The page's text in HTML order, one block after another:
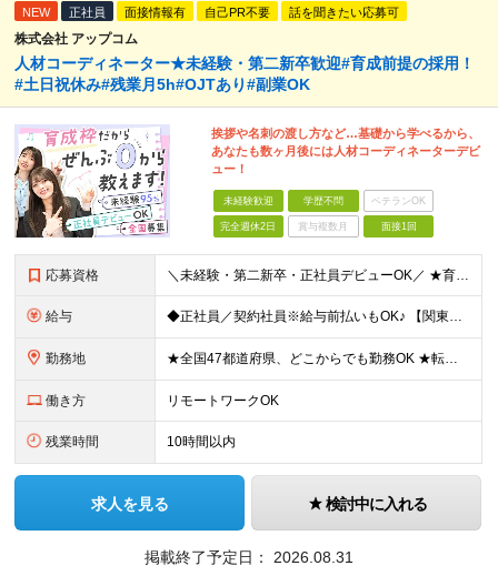
NEW 正社員 面接情報有 自己PR不要 話を聞きたい応募可
株式会社 アップコム
人材コーディネーター★未経験・第二新卒歓迎#育成前提の採用！
#土日祝休み#残業月5h#OJTあり#副業OK
挨拶や名刺の渡し方など…基礎から学べるから、
あなたも数ヶ月後には人材コーディネーターデビ
ュー！
未経験歓迎 学歴不問 ベテランOK
完全週休2日 賞与複数月 面接1回
応募資格 ＼未経験・第二新卒・正社員デビューOK／ ★育成前提の採用を実施中！ ■経歴・ブランク不問 ■学歴不問 ≪≪特別なスキルや経験は必要なし！≫≫ 当社では人柄重視の採用を実施しています。 働く先輩社員
給与 ◆正社員／契約社員※給与前払いもOK♪ 【関東（一都三県）】 月給25万円～ ※固定残業代（月20時間分／月3万2383円）を含む。超過分は別途支給。 ※試用期間中の給与は月給23万円～ 【関東（北
勤務地 ★全国47都道府県、どこからでも勤務OK ★転勤なし！腰を据えて活躍◎ ★マイカー通勤OK（拠点による） ★業務に慣れたら、ゆくゆくはリモート併用やフルリモートも可能 全国のお客様先にて勤務していた
働き方 リモートワークOK
残業時間 10時間以内
求人を見る 検討中に入れる
掲載終了予定日： 2026.08.31